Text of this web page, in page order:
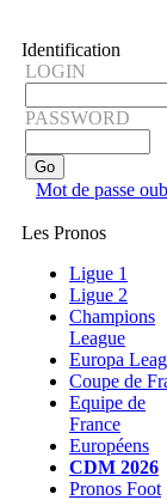
Identification
LOGIN
PASSWORD
Mot de passe
Les Pronos
Ligue 1
Ligue 2
Champions
League
Europa
Coupe de
Equipe de
France
Européens
CDM 2026
Pronos Foot